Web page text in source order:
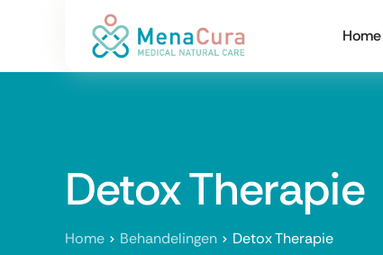
Home
Detox Therapie
Home Behandelingen Detox Therapie